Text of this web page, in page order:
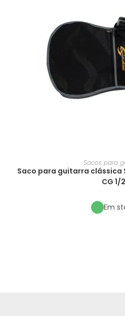
Sacos para
Saco para guitarra clássica
CG 1/2
Em